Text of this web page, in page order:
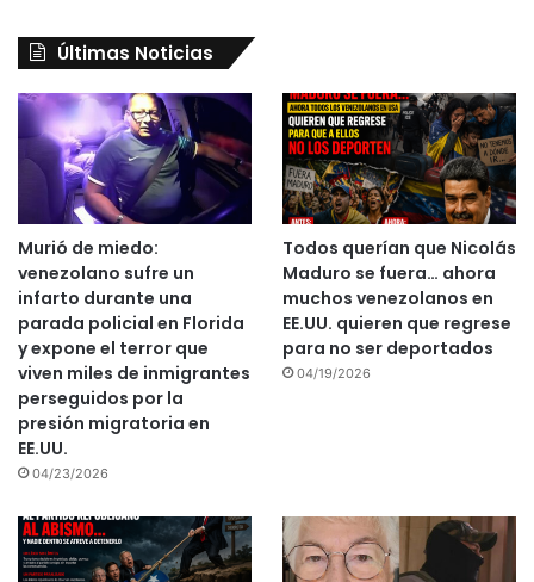
Últimas Noticias
Murió de miedo:
venezolano sufre un
infarto durante una
parada policial en Florida
y expone el terror que
viven miles de inmigrantes
perseguidos por la
presión migratoria en
EE.UU.
04/23/2026
Todos querían que Nicolás
Maduro se fuera… ahora
muchos venezolanos en
EE.UU. quieren que regrese
para no ser deportados
04/19/2026